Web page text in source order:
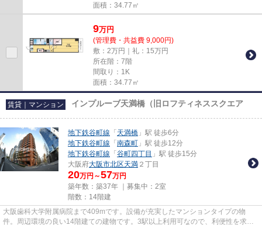
面積：34.77㎡
9万円
(管理費・共益費 9,000円)
敷：2万円｜礼：15万円
所在階：7階
間取り：1K
面積：34.77㎡
賃貸｜マンション インプルーブ天満橋（旧ロフティネススクエア
地下鉄谷町線 「 天満橋 」駅 徒歩6分
地下鉄谷町線 「 南森町 」駅 徒歩12分
地下鉄谷町線 「 谷町四丁目 」駅 徒歩15分
大阪府大阪市北区天満 ２丁目
20万円～57万円
築年数：築37年 ｜募集中： 2室
階数：14階建
大阪歯科大学附属病院まで409mです。設備が充実したマンションタイプの物
件。周辺環境の良い14階建ての建物です。3駅以上利用可なので、利便性を求め